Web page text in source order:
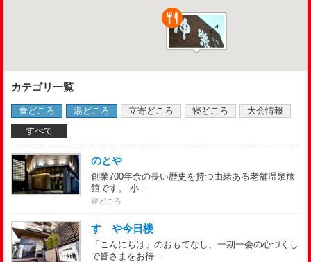
カテゴリ一覧
食どころ 湯どころ 立寄どころ 寝どころ 大会情報
すべて
のとや
創業700年余の長い歴史を持つ由緒ある老舗温泉旅
館です。 小…
寝どころ
すゞや今日楼
「こんにちは」のおもてなし、一期一会の心づくし
で皆さまをお待…